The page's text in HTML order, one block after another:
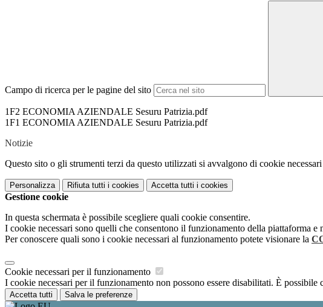
Campo di ricerca per le pagine del sito
1F2 ECONOMIA AZIENDALE Sesuru Patrizia.pdf
1F1 ECONOMIA AZIENDALE Sesuru Patrizia.pdf
Notizie
Questo sito o gli strumenti terzi da questo utilizzati si avvalgono di cookie
Personalizza Rifiuta tutti i cookies Accetta tutti i cookies
Gestione cookie
In questa schermata è possibile scegliere quali cookie consentire.
I cookie necessari sono quelli che consentono il funzionamento della piattaforma e
Per conoscere quali sono i cookie necessari al funzionamento potete visionare la
Cookie necessari per il funzionamento
I cookie necessari per il funzionamento non possono essere disabilitati. È
Accetta tutti Salva le preferenze